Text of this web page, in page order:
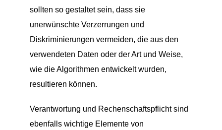
sollten so gestaltet sein, dass sie
unerwünschte Verzerrungen und
Diskriminierungen vermeiden, die aus den
verwendeten Daten oder der Art und Weise,
wie die Algorithmen entwickelt wurden,
resultieren können.
Verantwortung und Rechenschaftspflicht sind
ebenfalls wichtige Elemente von